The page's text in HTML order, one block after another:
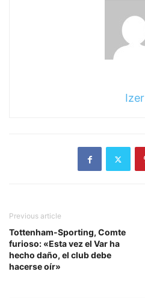
Izer
Previous article
Tottenham-Sporting, Comte
furioso: «Esta vez el Var ha
hecho daño, el club debe
hacerse oír»